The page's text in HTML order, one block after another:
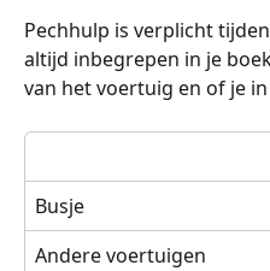
Pechhulp is verplicht
altijd inbegrepen in je
van het voertuig en of je
Busje
Andere voertuigen